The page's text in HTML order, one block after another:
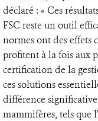
déclaré : « Ces
FSC reste un outil
normes ont des effets
profitent à la fois aux
certification de la
ces solutions
différence
mammifères, tels que